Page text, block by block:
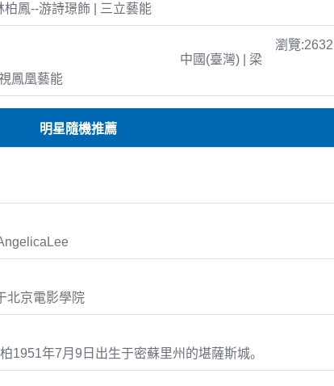
鳳--游詩璟飾 | 三立藝能
瀏覽:2632
中國(臺灣) | 梁
鳳凰藝能
明星隨機推薦
北京電影學院
1951年7月9日出生于密蘇里州的堪薩斯城。